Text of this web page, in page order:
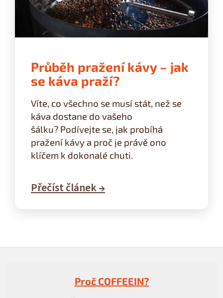
Průběh pražení kávy – jak
se káva praží?
Víte, co všechno se musí stát, než se
káva dostane do vašeho
šálku? Podívejte se, jak probíhá
pražení kávy a proč je právě ono
klíčem k dokonalé chuti.
Přečíst článek →
Proč COFFEEIN?